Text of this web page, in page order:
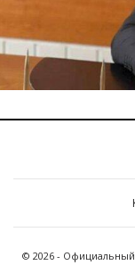
© 2026 - Официальный